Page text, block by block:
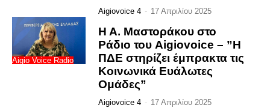
Aigiovoice 4 - 17 Απριλίου 2025
Aigio Voice Radio
Η Α. Μαστοράκου στο
Ράδιο του Aigiovoice – ”Η
ΠΔΕ στηρίζει έμπρακτα τις
Κοινωνικά Ευάλωτες
Ομάδες”
Aigiovoice 4 - 17 Απριλίου 2025